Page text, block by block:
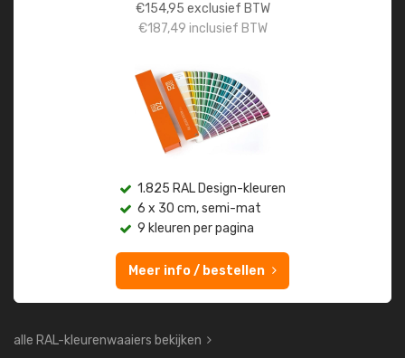
€154,95 exclusief BTW
€187,49 inclusief BTW
1.825 RAL Design-kleuren
6 x 30 cm, semi-mat
9 kleuren per pagina
Meer info / bestellen
alle RAL-kleurenwaaiers bekijken